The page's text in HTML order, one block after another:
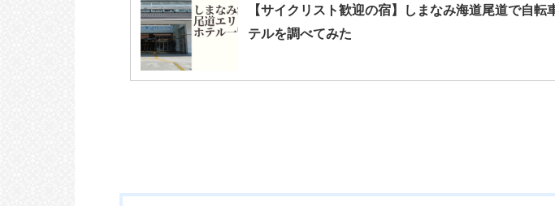
【サイクリスト歓迎の宿】しまなみ海道尾道で自転
テルを調べてみた